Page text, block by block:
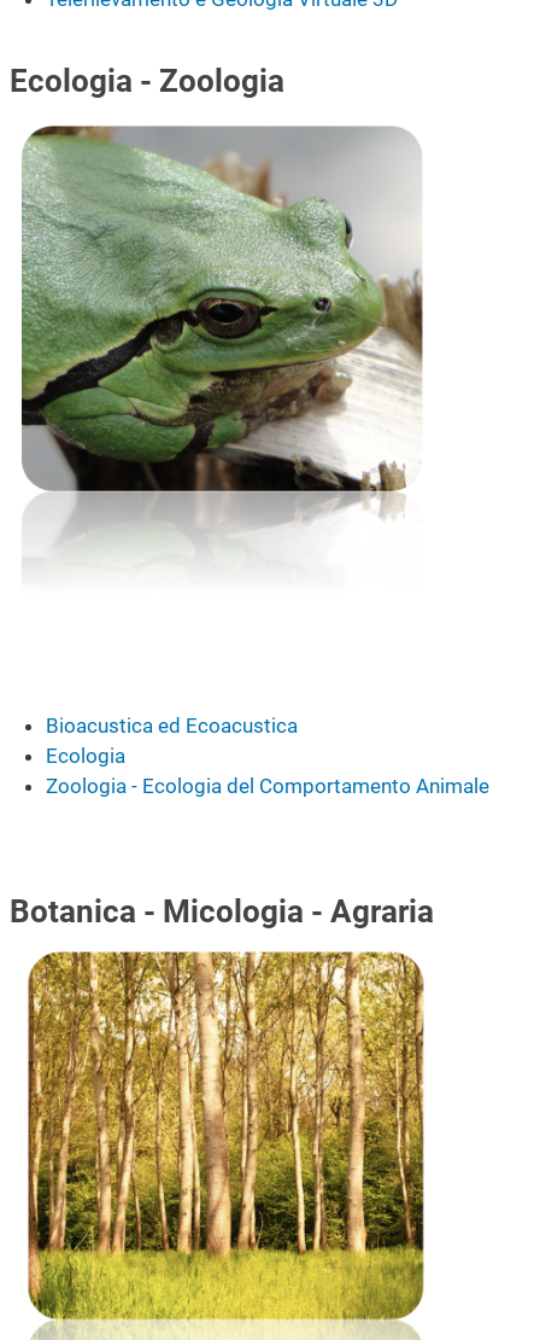
Ecologia - Zoologia
Immagine
Bioacustica ed Ecoacustica
Ecologia
Zoologia - Ecologia del Comportamento Animale
Botanica - Micologia - Agraria
Immagine